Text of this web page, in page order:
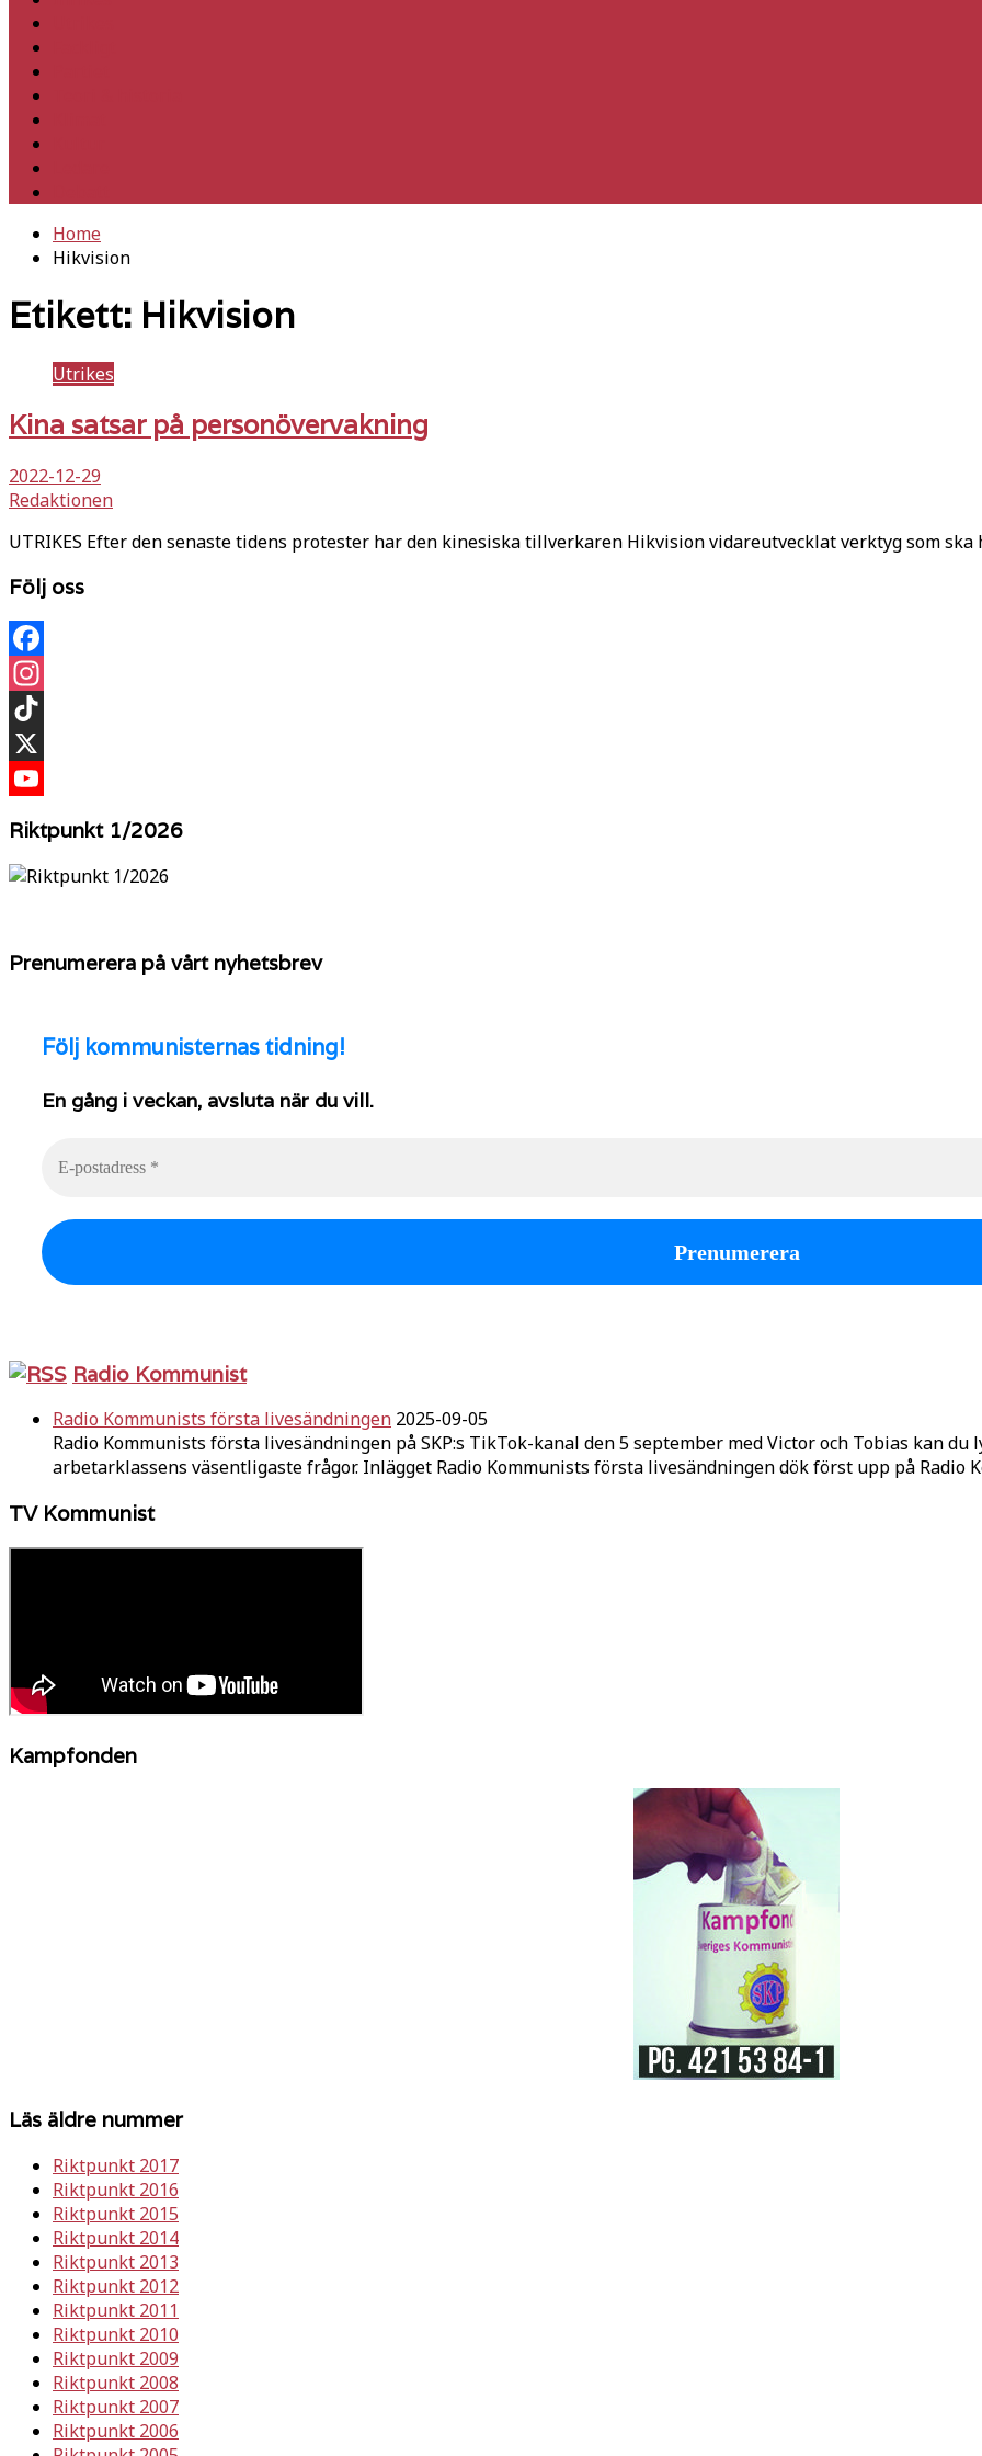
Home
Hikvision
Etikett: Hikvision
Utrikes
Kina satsar på personövervakning
2022-12-29
Redaktionen
UTRIKES Efter den senaste tidens protester har den kinesiska tillverkaren Hikvision vidareutvecklat verktyg som ska
Följ oss
Facebook
Instagram
TikTok
X
Riktpunkt 1/2026
Prenumerera på vårt nyhetsbrev
Följ kommunisternas tidning!
En gång i veckan, avsluta när du vill.
Radio Kommunist
Radio Kommunists första livesändningen 2025-09-05
Radio Kommunists första livesändningen på SKP:s TikTok-kanal den 5 september med Victor och Tobias kan
arbetarklassens väsentligaste frågor. Inlägget Radio Kommunists första livesändningen dök först upp på Radio
TV Kommunist
Kampfonden
Läs äldre nummer
Riktpunkt 2017
Riktpunkt 2016
Riktpunkt 2015
Riktpunkt 2014
Riktpunkt 2013
Riktpunkt 2012
Riktpunkt 2011
Riktpunkt 2010
Riktpunkt 2009
Riktpunkt 2008
Riktpunkt 2007
Riktpunkt 2006